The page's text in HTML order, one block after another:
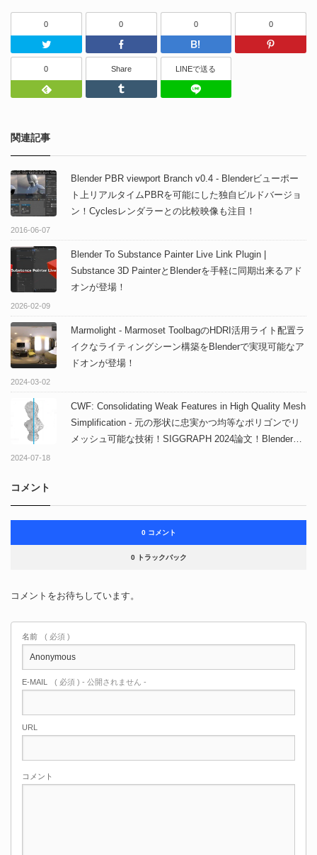
0
Twitter
0
Facebook
0
はてなブッ
0
0
Feedly
Share
Tumblr
LINEで送る
関連記事
Blender PBR viewport Branch v0.4 - Blenderビューポー
ト上リアルタイムPBRを可能にした独自ビルドバージョ
ン！Cyclesレンダラーとの比較映像も注目！
2016-06-07
Blender To Substance Painter Live Link Plugin |
Substance 3D PainterとBlenderを手軽に同期出来るアド
オンが登場！
2026-02-09
Marmolight - Marmoset ToolbagのHDRI活用ライト配置ラ
イクなライティングシーン構築をBlenderで実現可能なア
ドオンが登場！
2024-03-02
CWF: Consolidating Weak Features in High Quality Mesh
Simplification - 元の形状に忠実かつ均等なポリゴンでリ
メッシュ可能な技術！SIGGRAPH 2024論文！Blender用
2024-07-18
コメント
0 コメント
0 トラックバック
コメントをお待ちしています。
名前 ( 必須 )
E-MAIL ( 必須 ) - 公開されません -
URL
コメント